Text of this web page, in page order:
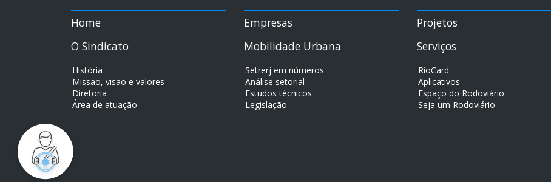
Home
O Sindicato
História
Missão, visão e valores
Diretoria
Área de atuação
Empresas
Mobilidade Urbana
Setrerj em números
Análise setorial
Estudos técnicos
Legislação
Projetos
Serviços
RioCard
Aplicativos
Espaço do Rodoviário
Seja um Rodoviário